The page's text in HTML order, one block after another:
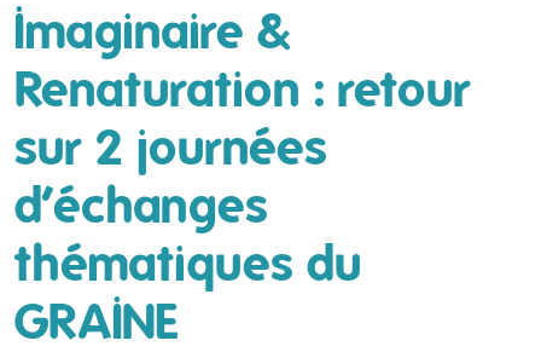
Imaginaire &
Renaturation : retour
sur 2 journées
d’échanges
thématiques du
GRAINE